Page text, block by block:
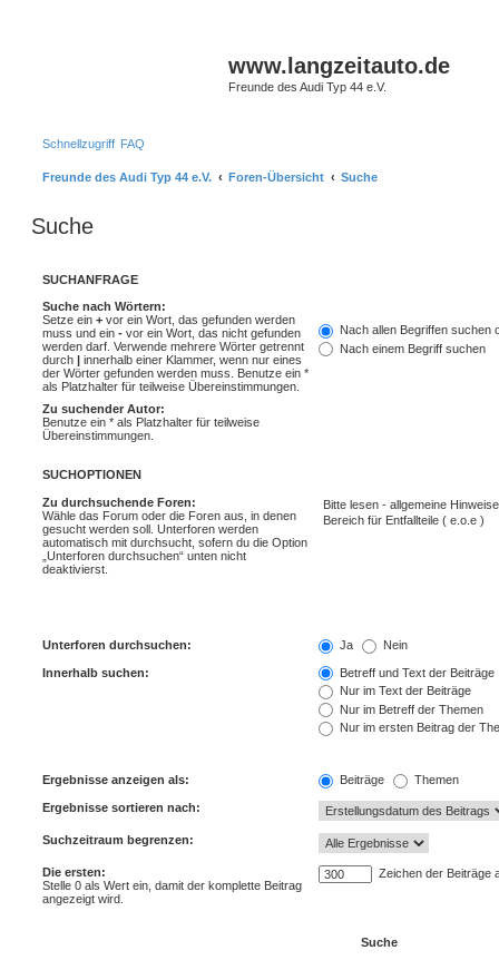
www.langzeitauto.de
Freunde des Audi Typ 44 e.V.
Schnellzugriff FAQ
Freunde des Audi Typ 44 e.V. Foren-Übersicht Suche
Suche
SUCHANFRAGE
Suche nach Wörtern:
Setze ein + vor ein Wort, das gefunden werden
muss und ein - vor ein Wort, das nicht gefunden
werden darf. Verwende mehrere Wörter getrennt
durch | innerhalb einer Klammer, wenn nur eines
der Wörter gefunden werden muss. Benutze ein *
als Platzhalter für teilweise Übereinstimmungen.
Nach allen Begriffen suchen
Nach einem Begriff suchen
Zu suchender Autor:
Benutze ein * als Platzhalter für teilweise
Übereinstimmungen.
SUCHOPTIONEN
Zu durchsuchende Foren:
Wähle das Forum oder die Foren aus, in denen
gesucht werden soll. Unterforen werden
automatisch mit durchsucht, sofern du die Option
„Unterforen durchsuchen“ unten nicht
deaktivierst.
Unterforen durchsuchen: Ja Nein
Innerhalb suchen:
Betreff und Text der Beiträge
Nur im Text der Beiträge
Nur im Betreff der Themen
Nur im ersten Beitrag der
Ergebnisse anzeigen als: Beiträge Themen
Ergebnisse sortieren nach:
Suchzeitraum begrenzen:
Die ersten:
Stelle 0 als Wert ein, damit der komplette Beitrag
angezeigt wird.
Zeichen der Beiträge